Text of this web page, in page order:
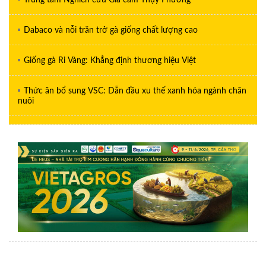
Dabaco và nỗi trăn trở gà giống chất lượng cao
Giống gà Ri Vàng: Khẳng định thương hiệu Việt
Thức ăn bổ sung VSC: Dẫn đầu xu thế xanh hóa ngành chăn
nuôi